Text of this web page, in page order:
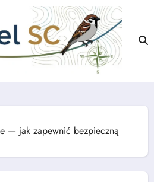
— jak zapewnić bezpieczną